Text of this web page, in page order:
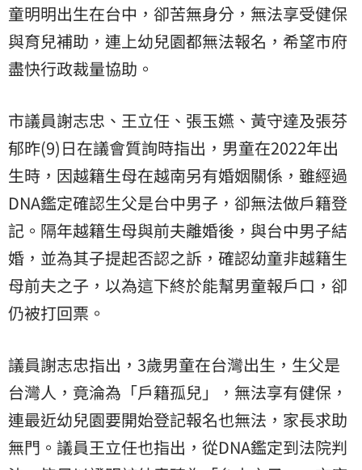
童明明出生在台中，卻苦無身分，無法享受健保
與育兒補助，連上幼兒園都無法報名，希望市府
盡快行政裁量協助。
市議員謝志忠、王立任、張玉嬿、黃守達及張芬
郁昨(9)日在議會質詢時指出，男童在2022年出
生時，因越籍生母在越南另有婚姻關係，雖經過
DNA鑑定確認生父是台中男子，卻無法做戶籍登
記。隔年越籍生母與前夫離婚後，與台中男子結
婚，並為其子提起否認之訴，確認幼童非越籍生
母前夫之子，以為這下終於能幫男童報戶口，卻
仍被打回票。
議員謝志忠指出，3歲男童在台灣出生，生父是
台灣人，竟淪為「戶籍孤兒」，無法享有健保，
連最近幼兒園要開始登記報名也無法，家長求助
無門。議員王立任也指出，從DNA鑑定到法院判